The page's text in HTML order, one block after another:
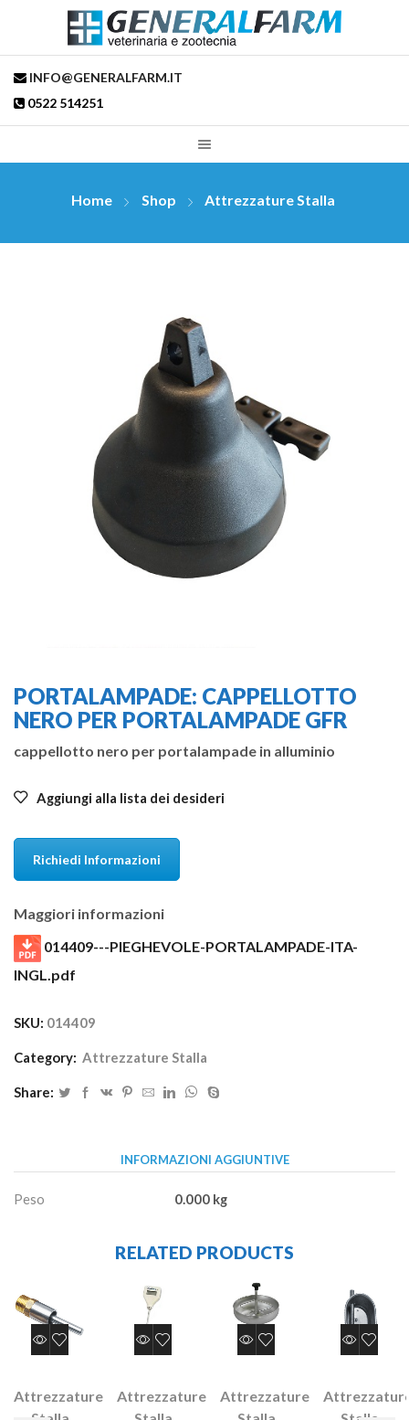
INFO@GENERALFARM.IT
0522 514251
Home Shop Attrezzature Stalla
PORTALAMPADE: CAPPELLOTTO
NERO PER PORTALAMPADE GFR
cappellotto nero per portalampade in alluminio
Aggiungi alla lista dei desideri
Richiedi Informazioni
Maggiori informazioni
014409---PIEGHEVOLE-PORTALAMPADE-ITA-
INGL.pdf
SKU: 014409
Category: Attrezzature Stalla
Share:
INFORMAZIONI AGGIUNTIVE
Peso 0.000 kg
RELATED PRODUCTS
Attrezzature
Attrezzature
Attrezzature